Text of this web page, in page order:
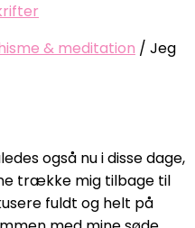
& meditation / Jeg
også nu i disse dage,
trække mig tilbage til
fuldt og helt på